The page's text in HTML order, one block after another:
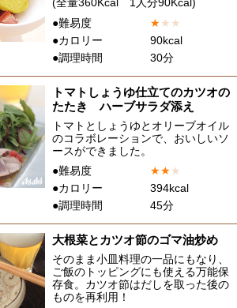
●難易度
★★ ★
●カロリー
90kcal
●調理時間
30分
トマトしょうゆ仕立てのカツオの
たたき ハーブサラダ添え
トマトとしょうゆとオリーブオイル
のコラボレーションで、おいしいソ
ースができました。
●難易度
★★★
●カロリー
394kcal
●調理時間
45分
大根菜とカツオ節のゴマ油炒め
そのまま小皿料理の一品にもなり、
ご飯のトッピングにも使える万能保
存食。カツオ節はだしを取った後の
ものを再利用！